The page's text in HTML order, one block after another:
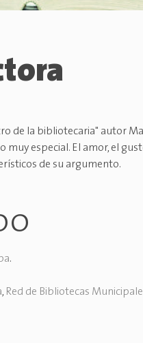
de la bibliotecaria" autor
muy especial. El amor, el
de su argumento.
.
, Red de Bibliotecas